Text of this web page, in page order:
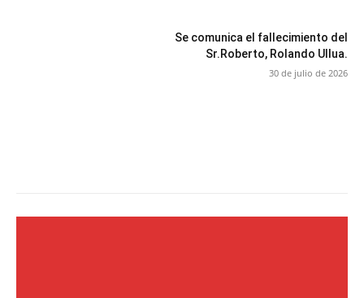
Se comunica el fallecimiento del
Sr.Roberto, Rolando Ullua.
30 de julio de 2026